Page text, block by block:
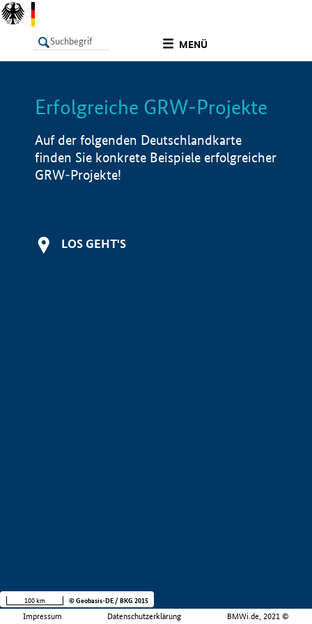
MENÜ
LISTE Info
Erfolgreiche GRW-Projekte
Auf der folgenden Deutschlandkarte
finden Sie konkrete Beispiele erfolgreicher
GRW-Projekte!
LOS GEHT'S
Impressum Datenschutzerklärung BMWi.de, 2021 ©
100 km © Geobasis-DE / BKG 2015